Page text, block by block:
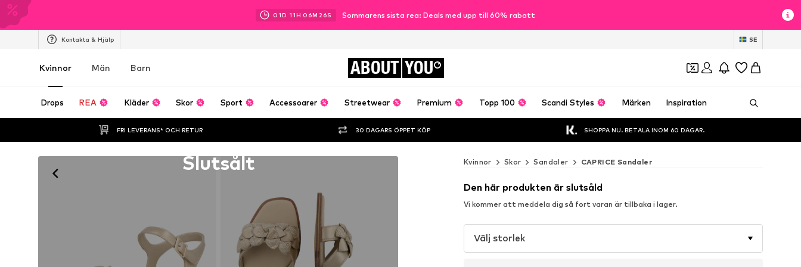
01D 11H 06M 25S Sommarens sista rea: Deals med upp till 60% rabatt
Kontakta & Hjälp SE
Kvinnor Män Barn ABOUT YOU
Drops REA Kläder Skor Sport Accessoarer Streetwear Premium Topp 100 Scandi Styles Märken Inspiration
FRI LEVERANS* OCH RETUR 30 DAGARS ÖPPET KÖP SHOPPA NU. BETALA INOM 60 DAGAR.
Slutsålt Kvinnor Skor Sandaler CAPRICE Sandaler
Den här produkten är slutsåld
Vi kommer att meddela dig så fort varan är tillbaka i lager.
Välj storlek